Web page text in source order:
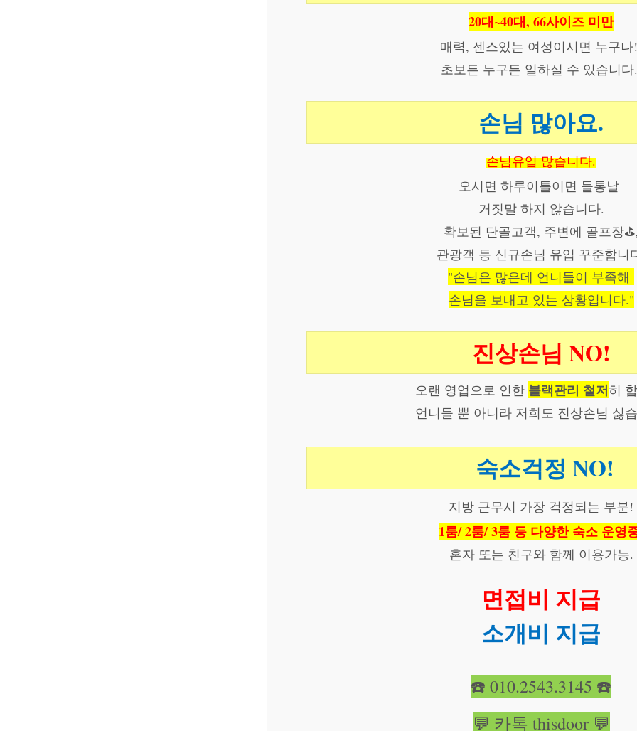
20대~40대, 66사이즈 미만
매력, 센스있는 여성이시면 누구
초보든 누구든 일하실 수 있습니다.
손님 많아요.
손님유입 많습니다.
오시면 하루이틀이면 들통날
거짓말 하지 않습니다.
확보된 단골고객, 주변에 골프장
관광객 등 신규손님 유입 꾸준합니
"손님은 많은데 언니들이 부족해
손님을 보내고 있는 상황입니다."
진상손님 NO!
오랜 영업으로 인한 블랙관리 철저히
언니들 뿐 아니라 저희도 진상손님 싫
숙소걱정 NO!
지방 근무시 가장 걱정되는 부분!
1룸/ 2룸/ 3룸 등 다양한 숙소 운영
혼자 또는 친구와 함께 이용가능.
면접비 지급
소개비 지급
☎️ 010.2543.3145 ☎️
💬 카톡 thisdoor 💬